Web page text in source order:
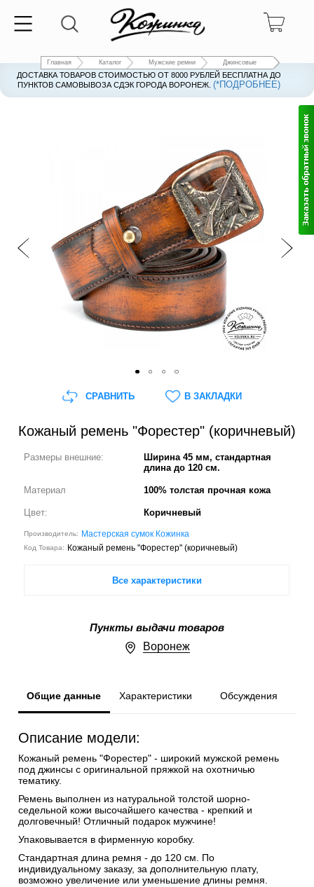
Главная Каталог Мужские ремни Джинсовые
ДОСТАВКА ТОВАРОВ СТОИМОСТЬЮ ОТ 8000 РУБЛЕЙ БЕСПЛАТНА ДО
ПУНКТОВ САМОВЫВОЗА СДЭК ГОРОДА ВОРОНЕЖ.(*ПОДРОБНЕЕ)
Кожаный ремень "Форестер" (коричневый)
Размеры внешние:
Ширина 45 мм, стандартная
длина до 120 см.
Материал 100% толстая прочная кожа
Цвет: Коричневый
Производитель: Мастерская сумок Кожинка
Код Товара: Кожаный ремень "Форестер" (коричневый)
Все характеристики
Пункты выдачи товаров
Воронеж
СРАВНИТЬ В ЗАКЛАДКИ
Общие данные Характеристики Обсуждения
Описание модели:
Кожаный ремень "Форестер" - широкий мужской ремень
под джинсы с оригинальной пряжкой на охотничью
тематику.
Ремень выполнен из натуральной толстой шорно-
седельной кожи высочайшего качества - крепкий и
долговечный! Отличный подарок мужчине!
Упаковывается в фирменную коробку.
Стандартная длина ремня - до 120 см. По
индивидуальному заказу, за дополнительную плату,
возможно увеличение или уменьшение длины ремня.